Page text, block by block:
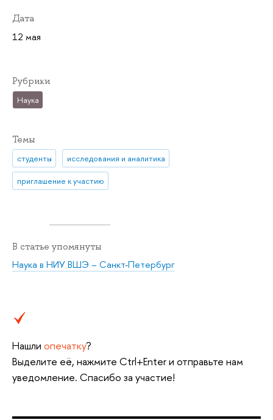
Дата
12 мая
Рубрики
Наука
Темы
студенты исследования и аналитика
приглашение к участию
В статье упомянуты
Наука в НИУ ВШЭ – Санкт-Петербург
Нашли опечатку?
Выделите её, нажмите Ctrl+Enter и отправьте нам
уведомление. Спасибо за участие!